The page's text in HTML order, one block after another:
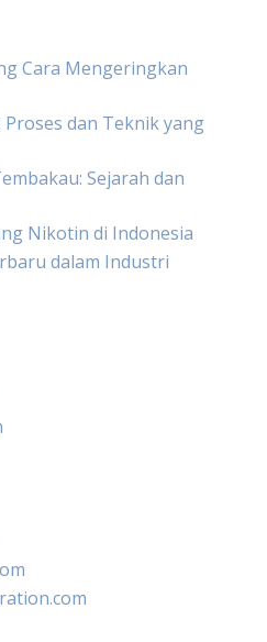
Cara Mengeringkan
dan Teknik yang
Sejarah dan
Nikotin di Indonesia
dalam Industri